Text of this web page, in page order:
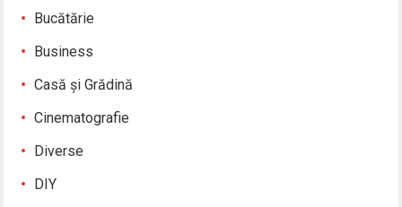
Bucătărie
Business
Casă și Grădină
Cinematografie
Diverse
DIY